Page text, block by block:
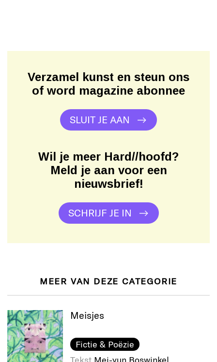
Verzamel kunst en steun ons
of word magazine abonnee
SLUIT JE AAN
Wil je meer Hard//hoofd?
Meld je aan voor een
nieuwsbrief!
SCHRIJF JE IN
MEER VAN DEZE CATEGORIE
Meisjes
Fictie & Poëzie
Tekst Mei-yun Boswinkel